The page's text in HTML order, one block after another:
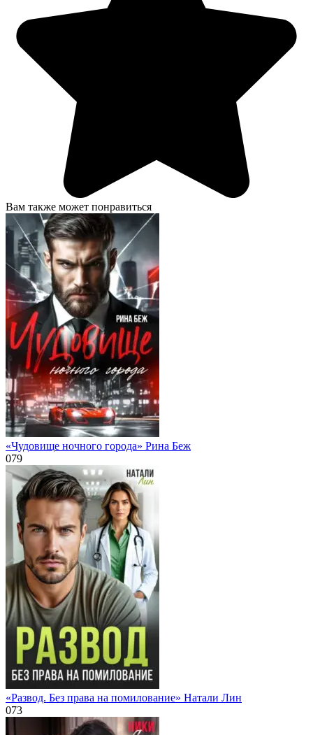
Вам также может понравиться
«Чудовище ночного города» Рина Беж
079
«Развод. Без права на помилование» Натали Лин
073